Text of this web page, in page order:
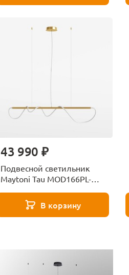
43 990 ₽
Подвесной светильник
Maytoni Tau MOD166PL-
В корзину